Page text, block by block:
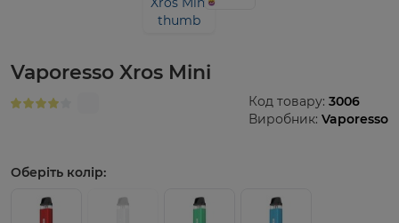
Vaporesso Xros Mini
Виробник: Vaporesso
Код товару: 3006
Оберіть колір: